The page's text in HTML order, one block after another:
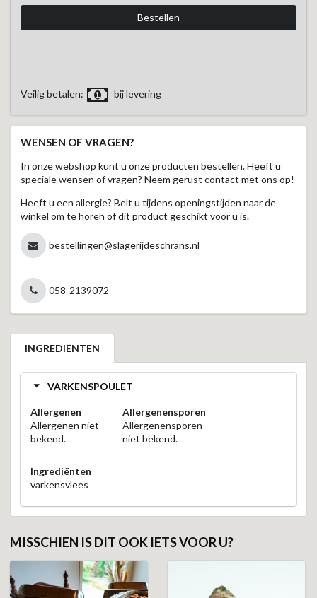
Veilig betalen: bij levering
WENSEN OF VRAGEN?
In onze webshop kunt u onze producten bestellen. Heeft u
speciale wensen of vragen? Neem gerust contact met ons op!
Heeft u een allergie? Belt u tijdens openingstijden naar de
winkel om te horen of dit product geschikt voor u is.
bestellingen@slagerijdeschrans.nl
058-2139072
INGREDIËNTEN
VARKENSPOULET
Allergenen
Allergenen niet
bekend.
Allergenensporen
Allergenensporen
niet bekend.
Ingrediënten
varkensvlees
MISSCHIEN IS DIT OOK IETS VOOR U?